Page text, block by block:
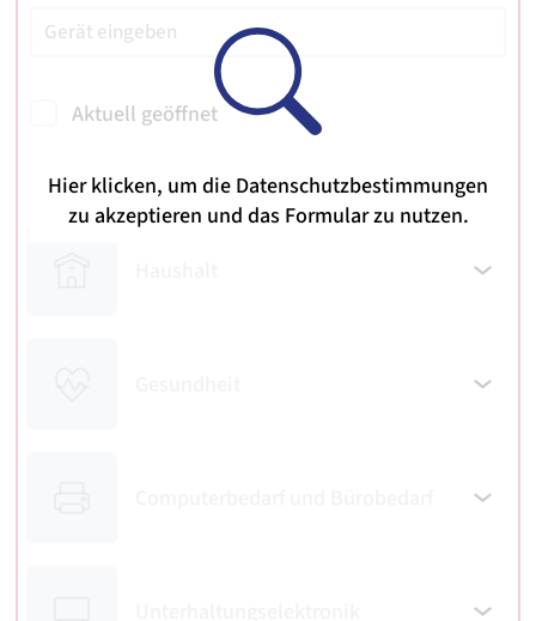
Hier klicken, um die Datenschutzbestimmungen
zu akzeptieren und das Formular zu nutzen.
Aktuell geöffnet
Kategorien